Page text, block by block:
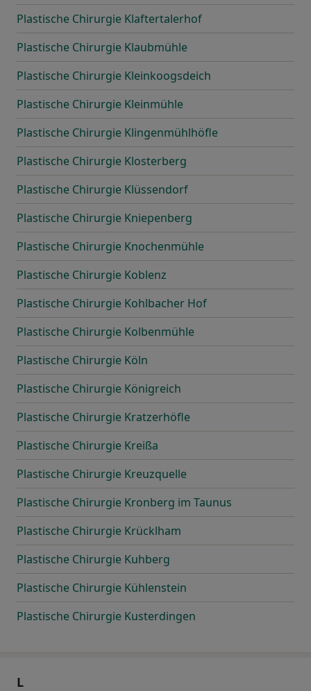
Plastische Chirurgie Klaftertalerhof
Plastische Chirurgie Klaubmühle
Plastische Chirurgie Kleinkoogsdeich
Plastische Chirurgie Kleinmühle
Plastische Chirurgie Klingenmühlhöfle
Plastische Chirurgie Klosterberg
Plastische Chirurgie Klüssendorf
Plastische Chirurgie Kniepenberg
Plastische Chirurgie Knochenmühle
Plastische Chirurgie Koblenz
Plastische Chirurgie Kohlbacher Hof
Plastische Chirurgie Kolbenmühle
Plastische Chirurgie Köln
Plastische Chirurgie Königreich
Plastische Chirurgie Kratzerhöfle
Plastische Chirurgie Kreißa
Plastische Chirurgie Kreuzquelle
Plastische Chirurgie Kronberg im Taunus
Plastische Chirurgie Krücklham
Plastische Chirurgie Kuhberg
Plastische Chirurgie Kühlenstein
Plastische Chirurgie Kusterdingen
L